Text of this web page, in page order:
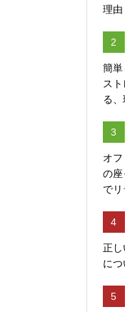
理由
2
簡
ス
る
3
オ
の
で
4
正
につ
5